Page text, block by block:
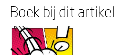
Boek bij dit artikel